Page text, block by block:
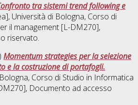
tra sistemi trend following e
Università di Bologna, Corso di
il management [L-DM270],
riservato.
Momentum strategies per la selezione
e la costruzione di portafogli.
Corso di Studio in Informatica
, Documento ad accesso